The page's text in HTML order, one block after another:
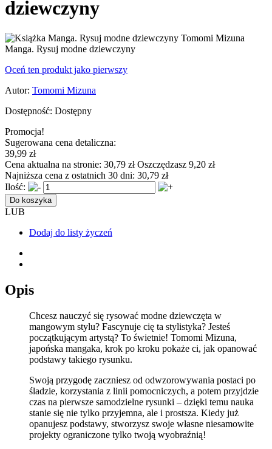
dziewczyny
Manga. Rysuj modne dziewczyny
Oceń ten produkt jako pierwszy
Autor: Tomomi Mizuna
Dostępność: Dostępny
Promocja!
Sugerowana cena detaliczna:
39,99 zł
Cena aktualna na stronie: 30,79 złOszczędzasz 9,20 zł
Najniższa cena z ostatnich 30 dni: 30,79 zł
Ilość:
Do koszyka
LUB
Dodaj do listy życzeń
Opis
Chcesz nauczyć się rysować modne dziewczęta w
mangowym stylu? Fascynuje cię ta stylistyka? Jesteś
początkującym artystą? To świetnie! Tomomi Mizuna,
japońska mangaka, krok po kroku pokaże ci, jak opanować
podstawy takiego rysunku.
Swoją przygodę zaczniesz od odwzorowywania postaci po
śladzie, korzystania z linii pomocniczych, a potem przyjdzie
czas na pierwsze samodzielne rysunki – dzięki temu nauka
stanie się nie tylko przyjemna, ale i prostsza. Kiedy już
opanujesz podstawy, stworzysz swoje własne niesamowite
projekty ograniczone tylko twoją wyobraźnią!